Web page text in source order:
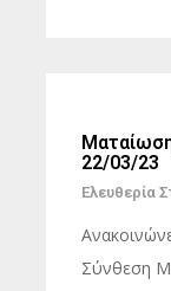
22/03/23
Ελευθερία
Σύνθεση